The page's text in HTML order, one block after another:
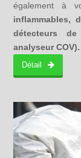
également à
inflammables,
détecteurs
analyseur COV).
Détail